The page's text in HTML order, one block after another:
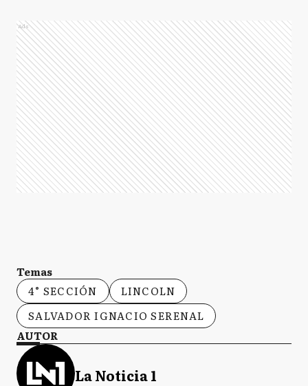
Ads
Temas
4° SECCIÓN
LINCOLN
SALVADOR IGNACIO SERENAL
AUTOR
La Noticia 1